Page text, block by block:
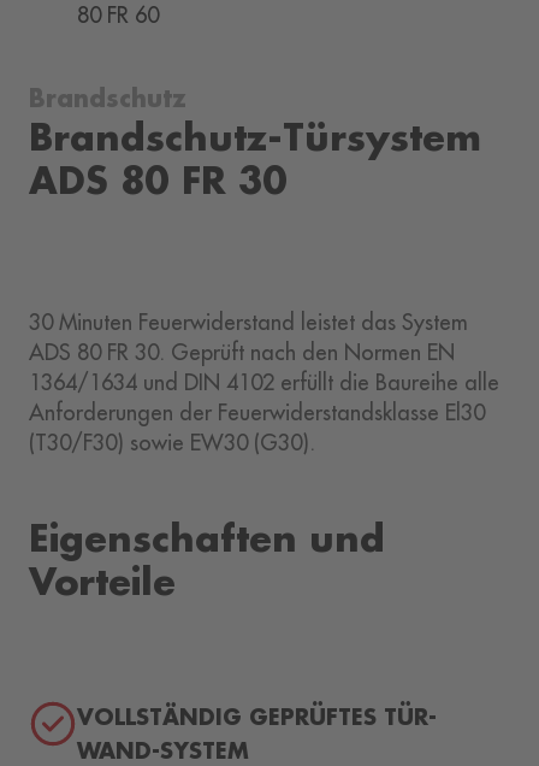
80 FR 60
Brandschutz
Brandschutz-Türsystem
ADS 80 FR 30
30 Minuten Feuerwiderstand leistet das System
ADS 80 FR 30. Geprüft nach den Normen EN
1364/1634 und DIN 4102 erfüllt die Baureihe alle
Anforderungen der Feuerwiderstandsklasse El30
(T30/F30) sowie EW30 (G30).
Eigenschaften und
Vorteile
VOLLSTÄNDIG GEPRÜFTES TÜR-
WAND-SYSTEM